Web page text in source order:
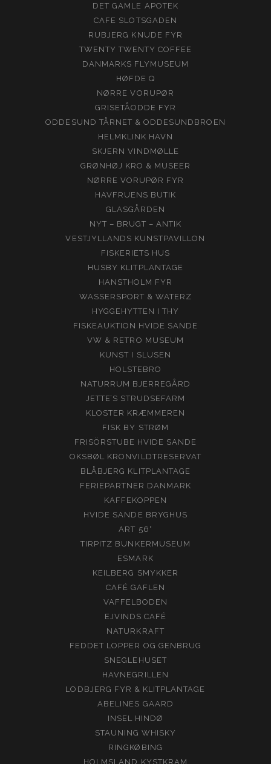
DET GAMLE APOTEK
CAFE SLOTSGADEN
RUBJERG KNUDE FYR
TWENTY TWENTY COFFEE
DANMARKS FLYMUSEUM
HØFDE Q
NØRRE VORUPØR
GRISETÅODDE FYR
ODDESUND TÅRNET & ODDESUNDBROEN
HELMKLINK HAVN
SKJERN VINDMØLLE
GRØNHØJ KRO & MUSEER
NØRRE VORUPØR FYR
HAVFRUENS BUTIK
GLASGÅRDEN
NYT – BRUGT – ANTIK
VESTJYLLANDS KUNSTPAVILLON
FISKERIETS HUS
HUSBY KLITPLANTAGE
HANSTHOLM FYR
WASSERSPORT & WATERZ
HYGGEHYTTEN I THY
FISKEAUKTION HVIDE SANDE
VW & RETRO MUSEUM
KUNST I SLUSEN
HOLSTEBRO
NATURRUM BJERREGÅRD
JETTE’S STRUDSEFARM
KLOSTER KRÆMMEREN
FISK BY STRØM
FRISÖRSTUBE HVIDE SANDE
OKSBØL KRONVILDTRESERVAT
BLÅBJERG KLITPLANTAGE
FERIEPARTNER DANMARK
KAFFEKOPPEN
HVIDE SANDE BRYGHUS
ART 56°
TIRPITZ BUNKERMUSEUM
ESMARK
KEILBERG SMYKKER
CAFÉ GAFLEN
VAFFELBODEN
EJVINDS CAFÉ
NATURKRAFT
FEDDET LOPPER OG GENBRUG
SNEGLEHUSET
HAVNEGRILLEN
LODBJERG FYR & KLITPLANTAGE
ABELINES GAARD
INSEL HINDØ
STAUNING WHISKY
RINGKØBING
HOLMSLAND KYSTKRAM